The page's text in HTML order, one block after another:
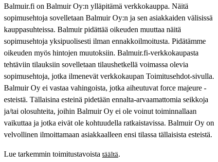
Balmuir.fi on Balmuir Oy:n ylläpitämä verkkokauppa. Näitä
sopimusehtoja sovelletaan Balmuir Oy:n ja sen asiakkaiden välisissä
kauppasuhteissa. Balmuir pidättää oikeuden muuttaa näitä
sopimusehtoja yksipuolisesti ilman ennakkoilmoitusta. Pidätämme
oikeuden myös hintojen muutoksiin. Balmuir.fi-verkkokaupasta
tehtäviin tilauksiin sovelletaan tilaushetkellä voimassa olevia
sopimusehtoja, jotka ilmenevät verkkokaupan Toimitusehdot-sivulla.
Balmuir Oy ei vastaa vahingoista, jotka aiheutuvat force majeure -
esteistä. Tällaisina esteinä pidetään ennalta-arvaamattomia seikkoja
ja/tai olosuhteita, joihin Balmuir Oy ei ole voinut toiminnallaan
vaikuttaa ja jotka eivät ole kohtuudella ratkaistavissa. Balmuir Oy on
velvollinen ilmoittamaan asiakkaalleen ensi tilassa tällaisista esteistä.
Lue tarkemmin toimitustavoista täältä.